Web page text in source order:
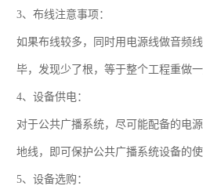
3、布线注意事项：
如果布线较多，同时用电源线做音频
毕，发现少了根，等于整个工程重做一
4、设备供电：
对于公共广播系统，尽可能配备的电
地线，即可保护公共广播系统设备的
5、设备选购：